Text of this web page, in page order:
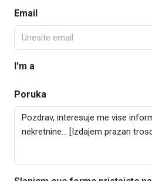
Email
I'm a
Poruka